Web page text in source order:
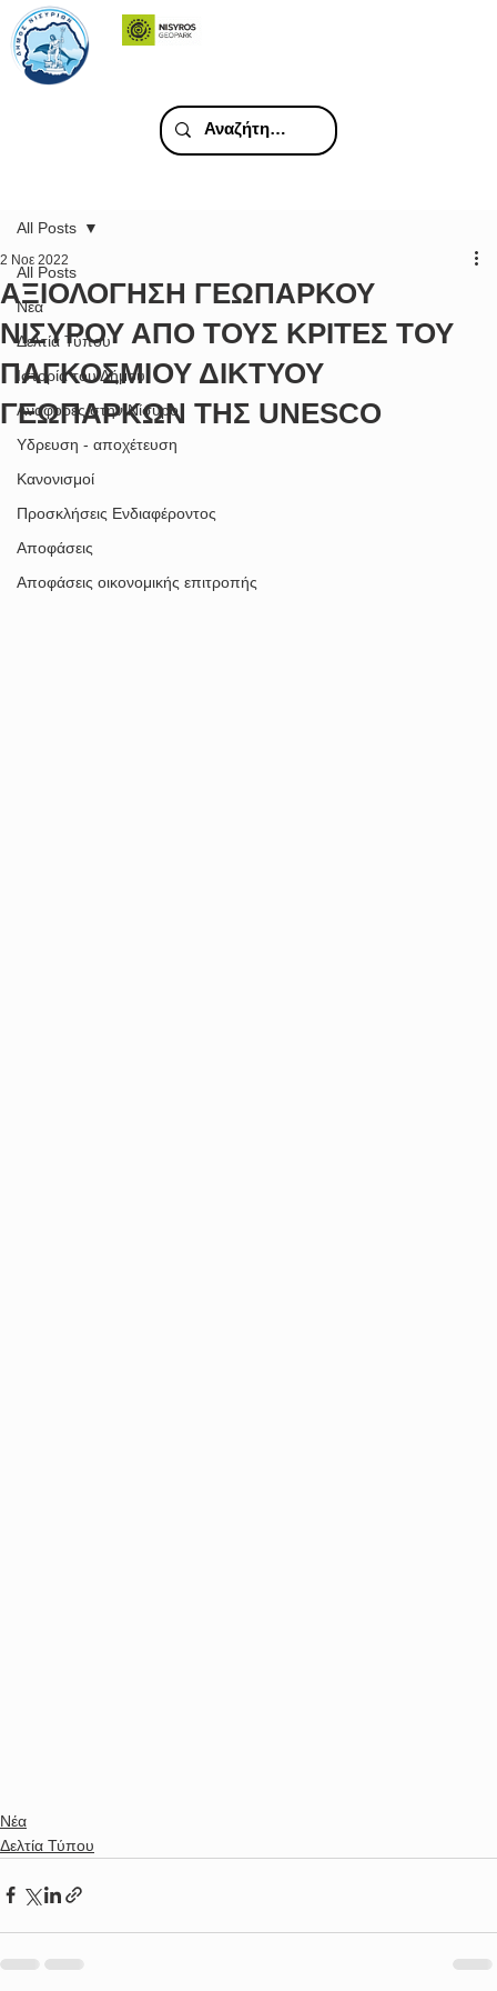
All Posts
Νέα
Δελτία Τύπου
Ιστορία του Δήμου
Αναφορές στην Νίσυρο
Υδρευση - αποχέτευση
Κανονισμοί
Προσκλήσεις Ενδιαφέροντος
Αποφάσεις
Αποφάσεις οικονομικής επιτροπής
All Posts
ΑΞΙΟΛΟΓΗΣΗ ΓΕΩΠΑΡΚΟΥ
ΝΙΣΥΡΟΥ ΑΠΟ ΤΟΥΣ ΚΡΙΤΕΣ ΤΟΥ
ΠΑΓΚΟΣΜΙΟΥ ΔΙΚΤΥΟΥ
ΓΕΩΠΑΡΚΩΝ ΤΗΣ UNESCΟ
2 Νοε 2022
Νέα
Δελτία Τύπου